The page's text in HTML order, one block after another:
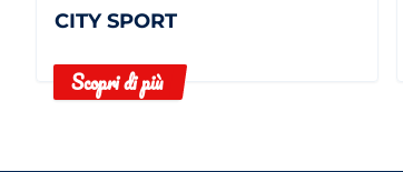
CITY SPORT
Scopri di più